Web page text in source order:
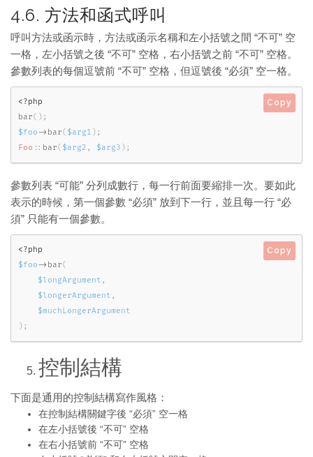
4.6. 方法和函式呼叫
呼叫方法或函示時，方法或函示名稱和左小括號之間 “不可” 空
一格，左小括號之後 “不可” 空格，右小括號之前 “不可” 空格。
參數列表的每個逗號前 “不可” 空格，但逗號後 “必須” 空一格。
<?php
bar( ) ;
$foo-> bar( $arg1 ) ;
Foo :: bar( $arg2 , $arg3 ) ;
Copy
參數列表 “可能” 分列成數行，每一行前面要縮排一次。要如此
表示的時候，第一個參數 “必須” 放到下一行，並且每一行 “必
須” 只能有一個參數。
<?php
$foo-> bar(
$longArgument ,
$longerArgument ,
$muchLongerArgument
) ;
Copy
控制結構
下面是通用的控制結構寫作風格：
在控制結構關鍵字後 “必須” 空一格
在左小括號後 “不可” 空格
在右小括號前 “不可” 空格